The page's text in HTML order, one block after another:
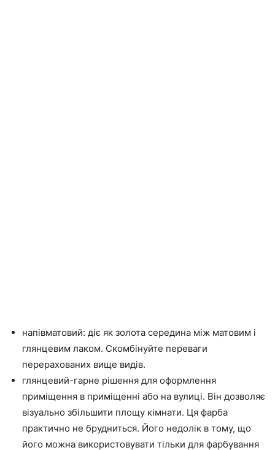
напівматовий: діє як золота середина між матовим і
глянцевим лаком. Скомбінуйте переваги
перерахованих вище видів.
глянцевий-гарне рішення для оформлення
приміщення в приміщенні або на вулиці. Він дозволяє
візуально збільшити площу кімнати. Ця фарба
практично не брудниться. Його недолік в тому, що
його можна використовувати тільки для фарбування